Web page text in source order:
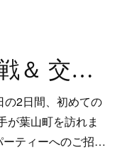
（葉山町の住民の方へ）セーリング競技大会観戦＆ 交流パーティー無料ご招待！
2日間、初めての
が葉山町を訪れま
ーティーへのご招…